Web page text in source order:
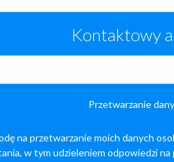
Kontaktowy
Przetwarzanie
na przetwarzanie moich danych
w tym udzieleniem odpowiedzi